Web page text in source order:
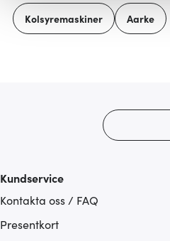
ska anpassas efter det som vi
gör också att vi kan analysera
Kolsyremaskiner Aarke
Kundservice
Kontakta oss / FAQ
Presentkort